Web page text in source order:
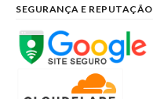
SEGURANÇA E REPUTAÇÃO